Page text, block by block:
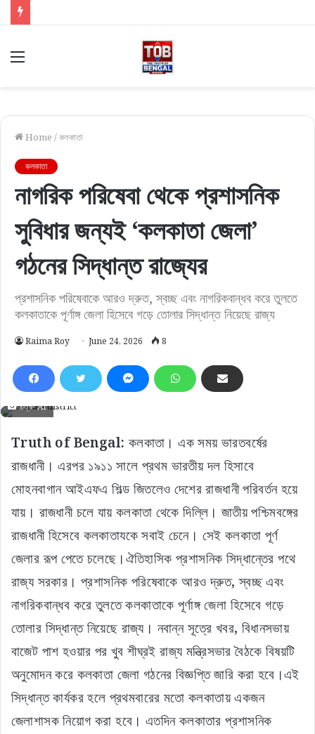
Menu
Home /কলকাতা
কলকাতা
নাগরিক পরিষেবা থেকে প্রশাসনিক
সুবিধার জন্যই ‘কলকাতা জেলা’
গঠনের সিদ্ধান্ত রাজ্যের
প্রশাসনিক পরিষেবাকে আরও দ্রুত, স্বচ্ছ এবং নাগরিকবান্ধব করে তুলতে
কলকাতাকে পূর্ণাঙ্গ জেলা হিসেবে গড়ে তোলার সিদ্ধান্ত নিয়েছে রাজ্য
Raima Roy June 24, 2026 8
চিত্র- AI
Truth of Bengal: কলকাতা। ‌এক সময় ভারতবর্ষের
রাজধানী। এরপর ১৯১১ সালে প্রথম ভারতীয় দল হিসাবে
মোহনবাগান আইএফএ শিল্ড জিতলেও দেশের রাজধানী পরিবর্তন হয়ে
যায়। রাজধানী চলে যায় কলকাতা থেকে দিল্লি। জাতীয় পশ্চিমবঙ্গের
রাজধানী হিসেবে কলকাতাযকে সবাই চেনে। সেই কলকাতা পূর্ণ
জেলার রূপ পেতে চলেছে।ঐতিহাসিক প্রশাসনিক সিদ্ধান্তের পথে
রাজ্য সরকার। প্রশাসনিক পরিষেবাকে আরও দ্রুত, স্বচ্ছ এবং
নাগরিকবান্ধব করে তুলতে কলকাতাকে পূর্ণাঙ্গ জেলা হিসেবে গড়ে
তোলার সিদ্ধান্ত নিয়েছে রাজ্য। নবান্ন সূত্রে খবর, বিধানসভায়
বাজেট পাশ হওয়ার পর খুব শীঘ্রই রাজ্য মন্ত্রিসভার বৈঠকে বিষয়টি
অনুমোদন করে কলকাতা জেলা গঠনের বিজ্ঞপ্তি জারি করা হবে।এই
সিদ্ধান্ত কার্যকর হলে প্রথমবারের মতো কলকাতায় একজন
জেলাশাসক নিয়োগ করা হবে। এতদিন কলকাতার প্রশাসনিক